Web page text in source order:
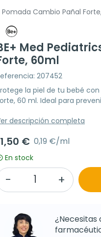
Pomada Cambio Pañal
Med
60ml
207452
la piel de tu bebé con
60 ml. Ideal para
descripción completa
€ 0,19 €/ml
En stock
¿Necesitas